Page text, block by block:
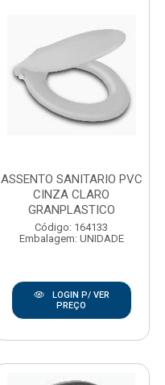
ASSENTO SANITARIO PVC
CINZA CLARO
GRANPLASTICO
Código: 164133
Embalagem: UNIDADE
LOGIN P/ VER
PREÇO